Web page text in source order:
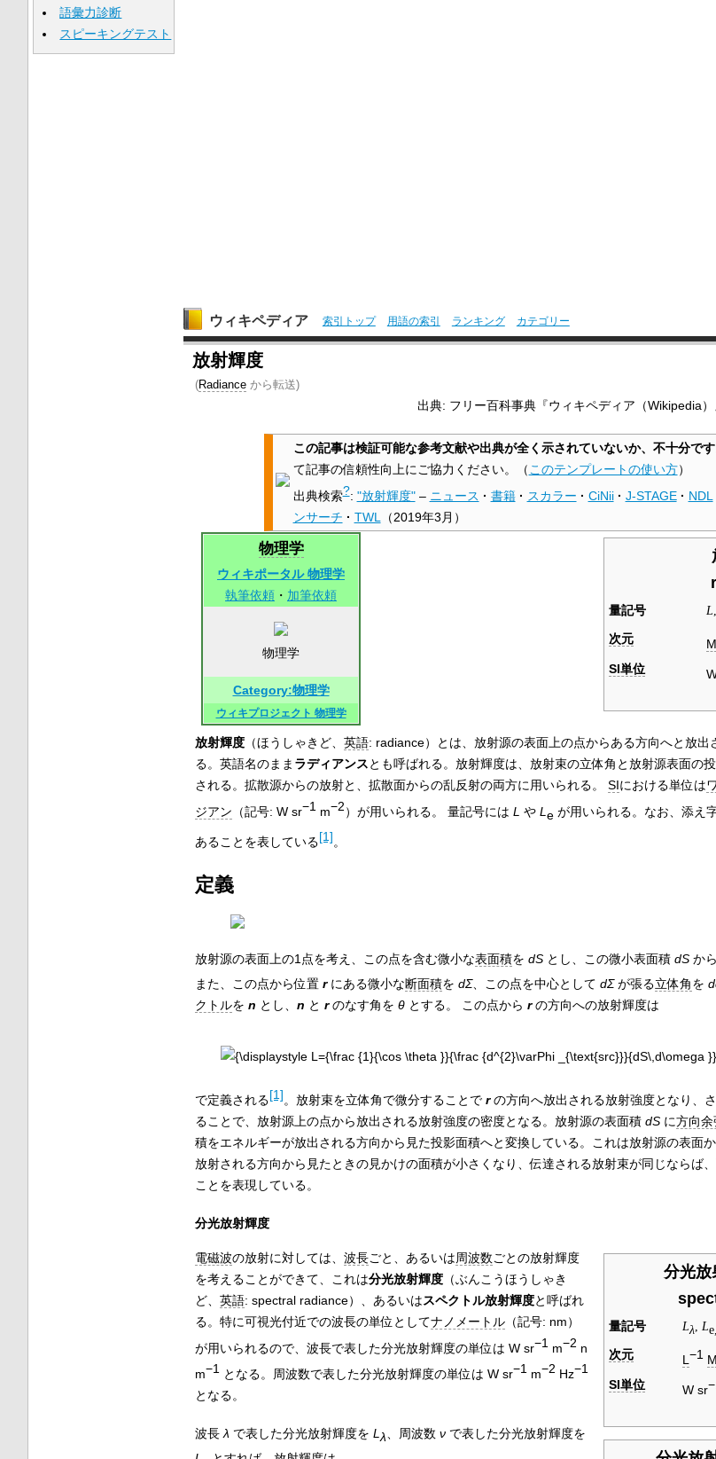
ウィキペディア 索引トップ 用語の索引 ランキング カテゴリー
放射輝度
(Radianceから転送)
出典: フリー百科事典『ウィキペディア（Wikipedia
この記事は検証可能な参考文献や出典が全く示されていないか、不十分です
て記事の信頼性向上にご協力ください。
（このテンプレートの使い方）
出典検索?: "放射輝度"– ニュース · 書籍 · スカラー · CiNii · J-STAGE · NDL
ンサーチ · TWL （2019年3月 ）
量記号 L,
次元
M
SI単位
物理学
ウィキポータル 物理学
執筆依頼 ・ 加筆依頼
物理学
Category:物理学
ウィキプロジェクト 物理学
放射輝度（ほうしゃきど、 英語: radiance）とは、放射源の表面上の点からある方向へと放出
る。英語名のまま ラディアンスとも呼ばれる。放射輝度は、放射束の立体角と放射源表面の
される。拡散源からの放射と、拡散面からの乱反射の両方に用いられる。 SIにおける単位は
ジアン （記号: W sr−1m−2）が用いられる。 量記号には L や Le が用いられる。なお、添え
あることを表している[1]。
定義
放射源の表面上の1点を考え、この点を含む微小な表面積を dSとし、この微小表面積 dSか
また、この点から位置 rにある微小な断面積を dΣ、この点を中心として dΣが張る立体角を
クトルを n とし、 n と rのなす角を θとする。 この点から rの方向への放射輝度は
で定義される[1]。放射束を立体角で微分することで rの方向へ放出される放射強度となり、
ることで、放射源上の点から放出される放射強度の密度となる。放射源の表面積 dSに方向余
積をエネルギーが放出される方向から見た投影面積へと変換している。これは放射源の表面
放射される方向から見たときの見かけの面積が小さくなり、伝達される放射束が同じならば
ことを表現している。
分光放射輝度
分光放
量記号 Lλ Le,
次元
L −1 M
SI単位 W sr
電磁波の放射に対しては、 波長ごと、あるいは周波数ごとの放射輝度
を考えることができて、これは分光放射輝度（ぶんこうほうしゃき
ど、 英語: spectral radiance）、あるいはスペクトル放射輝度と呼ばれ
る。特に可視光付近での波長の単位としてナノメートル（記号: nm）
が用いられるので、波長で表した分光放射輝度の単位は W sr−1m−2 n
m−1となる。周波数で表した分光放射輝度の単位は W sr−1m−2 Hz−1
となる。
波長λ で表した分光放射輝度を Lλ、周波数 νで表した分光放射輝度を
語彙力診断
スピーキングテスト